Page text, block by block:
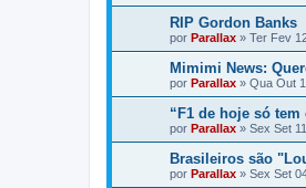
RIP Gordon Banks
por Parallax » Ter Fev
Mimimi News:
por Parallax » Qua Out
“F1 de hoje só
por Parallax » Sex Set
Brasileiros são
por Parallax » Sex Set